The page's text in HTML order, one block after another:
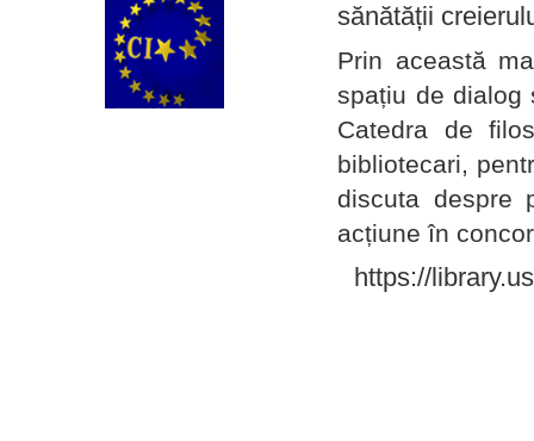
sănătății
Prin această
spațiu de dialog
Catedra de
bibliotecari,
discuta despre
acțiune în
https://